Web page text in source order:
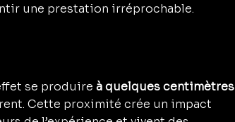
une prestation irréprochable.
se produire à quelques centimètres
Cette proximité crée un impact